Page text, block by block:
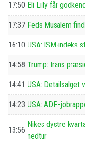
17:50 Eli Lilly får
17:37 Feds Musalem
16:10 USA: ISM-indeks
14:58 Trump: Irans
14:41 USA: Detailsalget
14:23 USA: ADP-
13:56
Nikes dystre
nedtur